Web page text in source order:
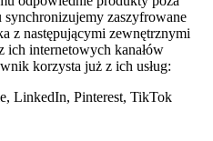
zaszyfrowane
z następującymi zewnętrznymi
ich internetowych kanałów
korzysta już z ich usług:
LinkedIn, Pinterest, TikTok